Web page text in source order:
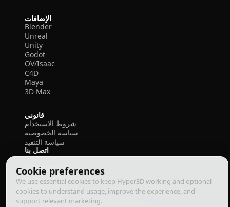
Cookie preferences
We use essential cookies to keep Hyper3D working and optional
cookies to understand usage, improve the experience, and
support relevant marketing.
الإضافات
Blender
Unreal
Unity
Godot
OV/Isaac
C4D
Maya
3D Max
قانوني
شروط الاستخدام
سياسة الخصوصية
سياسة التنفيذ
اتصل بنا